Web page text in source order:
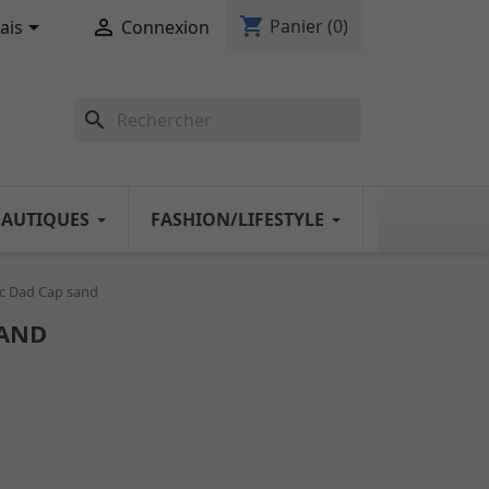
  Connexion shopping_cart Panier (0)
search
FASHION/LIFESTYLE
Dad Cap sand